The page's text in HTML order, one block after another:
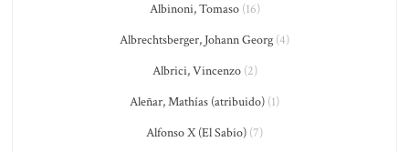
Albinoni, Tomaso(16)
Albrechtsberger, Johann Georg (4)
Albrici, Vincenzo(2)
Aleñar, Mathías (atribuido) (1)
Alfonso X (El Sabio) (7)